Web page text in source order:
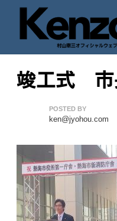
七転八起 – 村
村山憲三ウェブサイト
竣工式 市
Author
POSTED BY
ken@jyohou.com